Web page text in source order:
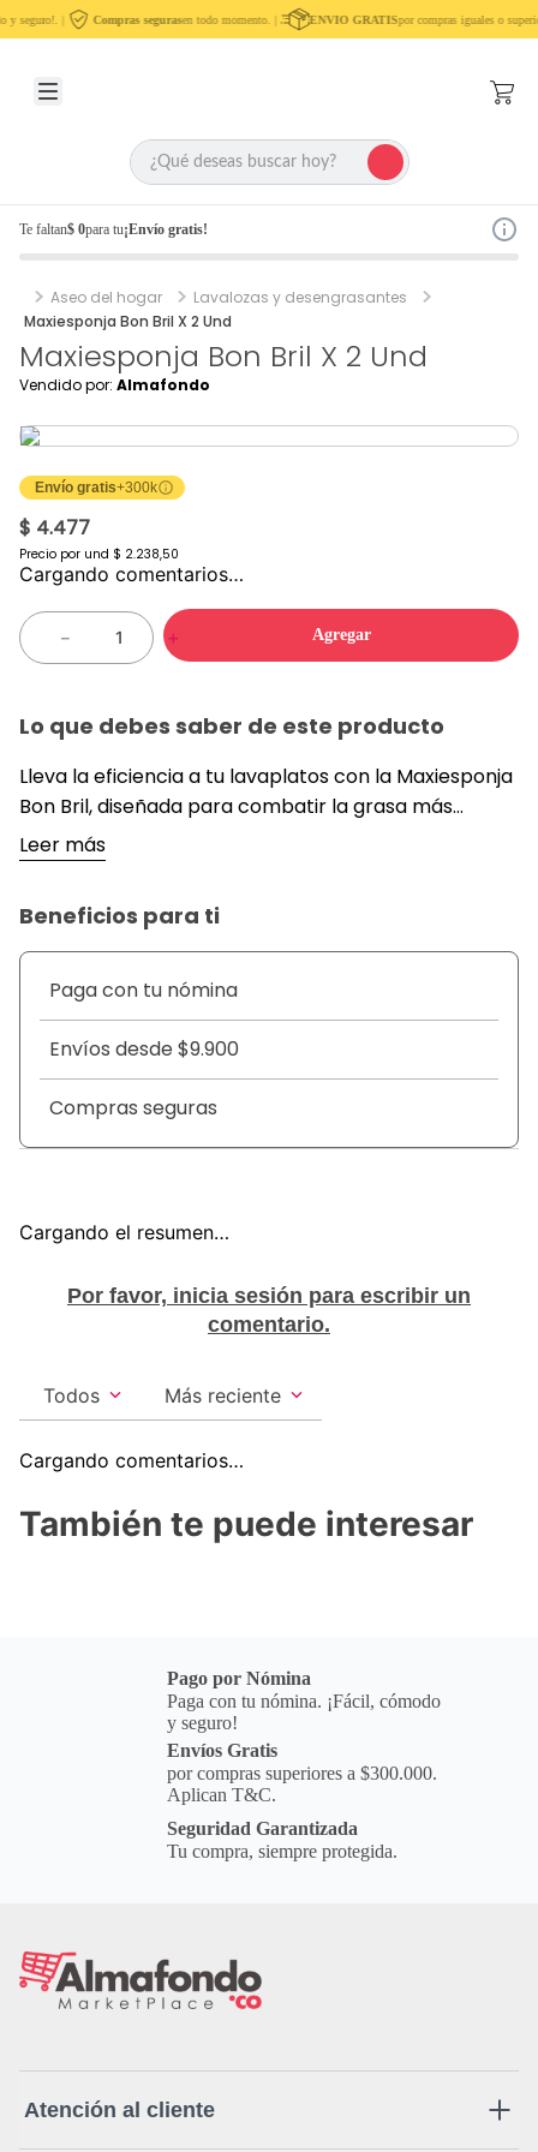
seguro!. | Compras segurasen todo momento. | ENVIO GRATISpor compras iguales o
Te faltan$ 0para tu¡Envío gratis!
Aseo del hogar
Lavalozas y desengrasantes
Maxiesponja Bon Bril X 2 Und
Maxiesponja Bon Bril X 2 Und
Vendido por: Almafondo
Envío gratis+300k
$ 4.477
Precio por und $ 2.238,50
Cargando comentarios…
＋
－ Agregar
Lo que debes saber de este producto
Lleva la eficiencia a tu lavaplatos con la Maxiesponja
Bon Bril, diseñada para combatir la grasa más
rebelde con un esfuerzo mínimo en cada pasada. Su
tamaño ergonómico permite un agarre cómodo y
sartenes donde la suciedad suele acumularse con
mayor fuerza. Este paquete de dos unidades ofrece
una fibra abrasiva de alta duración que no se
deshace con el uso, manteniendo su poder de
tallado por mucho más tiempo.
Leer más
Beneficios para ti
Paga con tu nómina
Envíos desde $9.900
Compras seguras
Cargando el resumen…
Por favor, inicia sesión para escribir un
comentario.
Más reciente
Todos
Cargando comentarios…
También te puede interesar
Pago por Nómina
Paga con tu nómina. ¡Fácil, cómodo
y seguro!
Envíos Gratis
por compras superiores a $300.000.
Aplican T&C.
Seguridad Garantizada
Tu compra, siempre protegida.
Atención al cliente